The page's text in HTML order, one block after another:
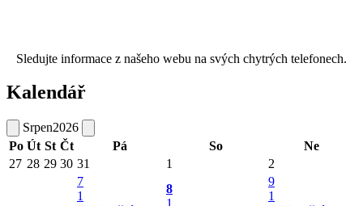
Sledujte informace z našeho webu na svých chytrých telefonech.
Kalendář
Srpen2026
Po Út St Čt Pá So
Ne
27 28 29 30 31 1 2
7
1
8
9
1